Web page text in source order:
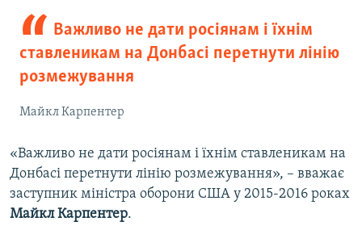
Важливо не дати росіянам і їхнім
ставленикам на Донбасі перетнути лінію
розмежування
Майкл Карпентер
«Важливо не дати росіянам і їхнім ставленикам на
Донбасі перетнути лінію розмежування», – вважає
заступник міністра оборони США у 2015-2016 роках
Майкл Карпентер.